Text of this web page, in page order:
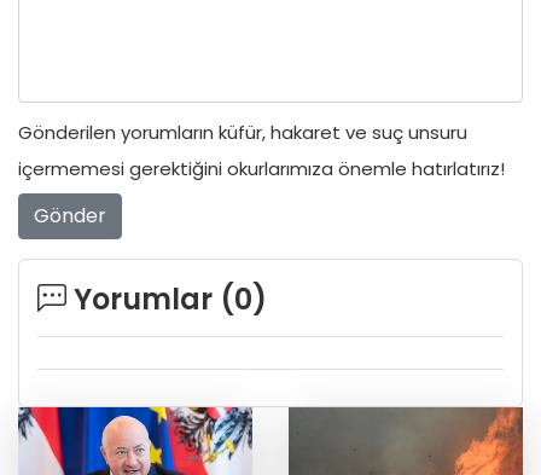
Gönderilen yorumların küfür, hakaret ve suç unsuru
içermemesi gerektiğini okurlarımıza önemle hatırlatırız!
Gönder
Yorumlar (0)